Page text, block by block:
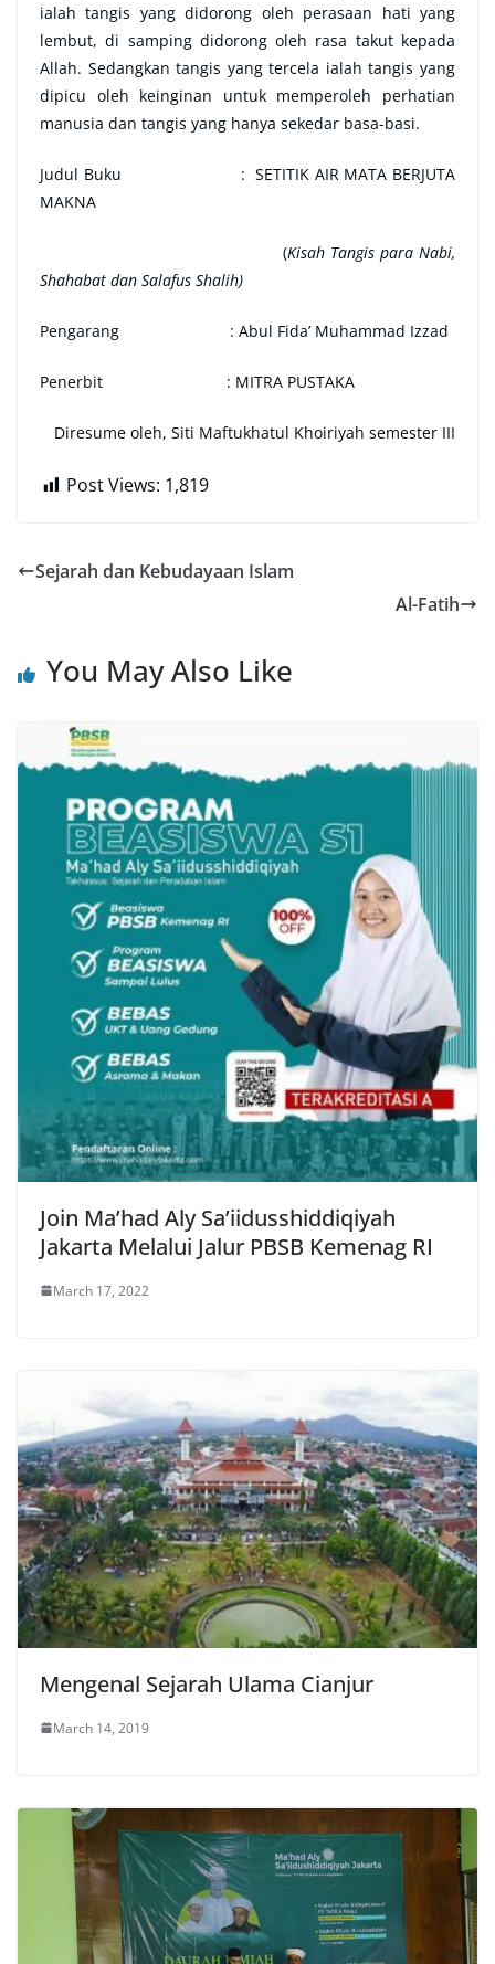
ialah tangis yang didorong oleh perasaan hati yang
lembut, di samping didorong oleh rasa takut kepada
Allah. Sedangkan tangis yang tercela ialah tangis yang
dipicu oleh keinginan untuk memperoleh perhatian
manusia dan tangis yang hanya sekedar basa-basi.
Judul Buku : SETITIK AIR MATA BERJUTA
MAKNA
(Kisah Tangis para Nabi,
Shahabat dan Salafus Shalih)
Pengarang : Abul Fida’ Muhammad Izzad
Penerbit : MITRA PUSTAKA
Diresume oleh, Siti Maftukhatul Khoiriyah semester III
Post Views: 1,819
Sejarah dan Kebudayaan Islam
Al-Fatih
You May Also Like
Join Ma’had Aly Sa’iidusshiddiqiyah
Jakarta Melalui Jalur PBSB Kemenag RI
March 17, 2022
Mengenal Sejarah Ulama Cianjur
March 14, 2019